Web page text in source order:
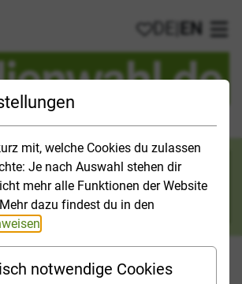
mit, welche Cookies du zulassen
Je nach Auswahl stehen dir
mehr alle Funktionen der Website
dazu findest du in den
notwendige Cookies
My favorites
DE EN